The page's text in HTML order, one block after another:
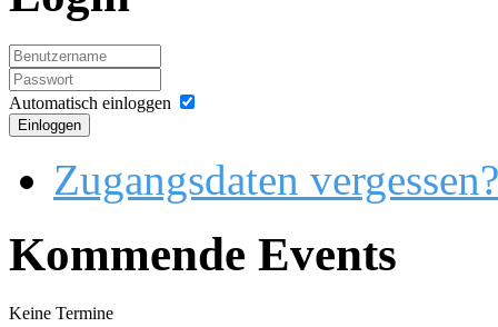
Automatisch einloggen
Einloggen
Zugangsdaten vergessen?
Kommende Events
Keine Termine